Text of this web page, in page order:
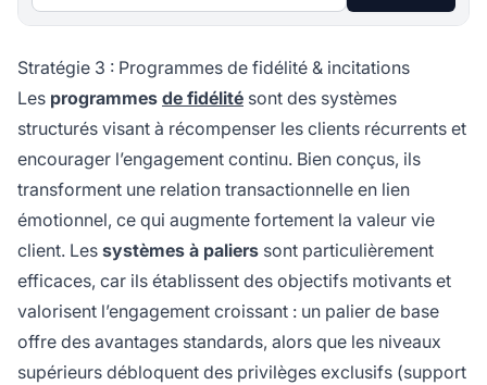
Stratégie 3 : Programmes de fidélité & incitations
Les programmes de fidélité sont des systèmes
structurés visant à récompenser les clients récurrents et
encourager l’engagement continu. Bien conçus, ils
transforment une relation transactionnelle en lien
émotionnel, ce qui augmente fortement la valeur vie
client. Les systèmes à paliers sont particulièrement
efficaces, car ils établissent des objectifs motivants et
valorisent l’engagement croissant : un palier de base
offre des avantages standards, alors que les niveaux
supérieurs débloquent des privilèges exclusifs (support